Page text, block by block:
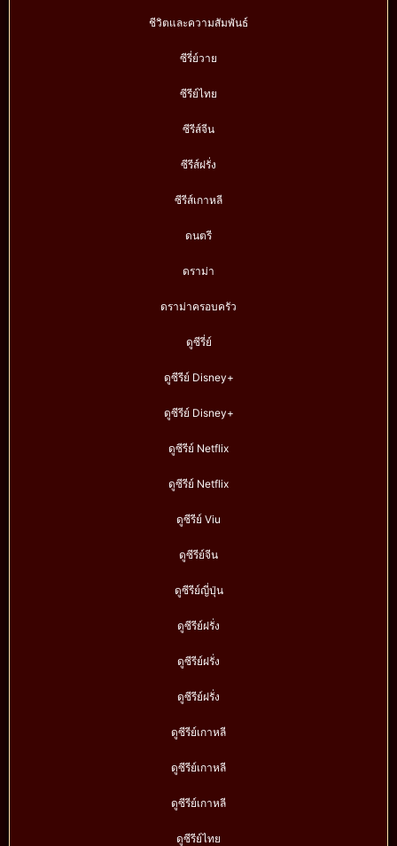
ชีวิตและความสัมพันธ์
ซีรี่ย์วาย
ซีรีย์ไทย
ซีรีส์จีน
ซีรีส์ฝรั่ง
ซีรีส์เกาหลี
ดนตรี
ดราม่า
ดราม่าครอบครัว
ดูซีรี่ย์
ดูซีรีย์ Disney+
ดูซีรีย์ Disney+
ดูซีรีย์ Netflix
ดูซีรีย์ Netflix
ดูซีรีย์ Viu
ดูซีรีย์จีน
ดูซีรีย์ญี่ปุ่น
ดูซีรีย์ฝรั่ง
ดูซีรีย์ฝรั่ง
ดูซีรีย์ฝรั่ง
ดูซีรีย์เกาหลี
ดูซีรีย์เกาหลี
ดูซีรีย์เกาหลี
ดูซีรีย์ไทย